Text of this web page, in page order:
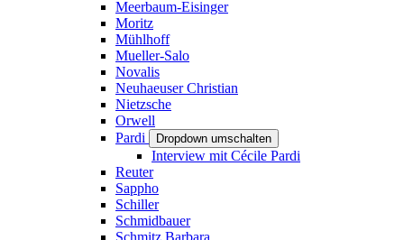
Meerbaum-Eisinger
Moritz
Mühlhoff
Mueller-Salo
Novalis
Neuhaeuser Christian
Nietzsche
Orwell
Pardi
Dropdown umschalten
Interview mit Cécile Pardi
Reuter
Sappho
Schiller
Schmidbauer
Schmitz Barbara